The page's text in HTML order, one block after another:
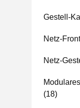
Gestell-
Netz-
Netz-
(18)